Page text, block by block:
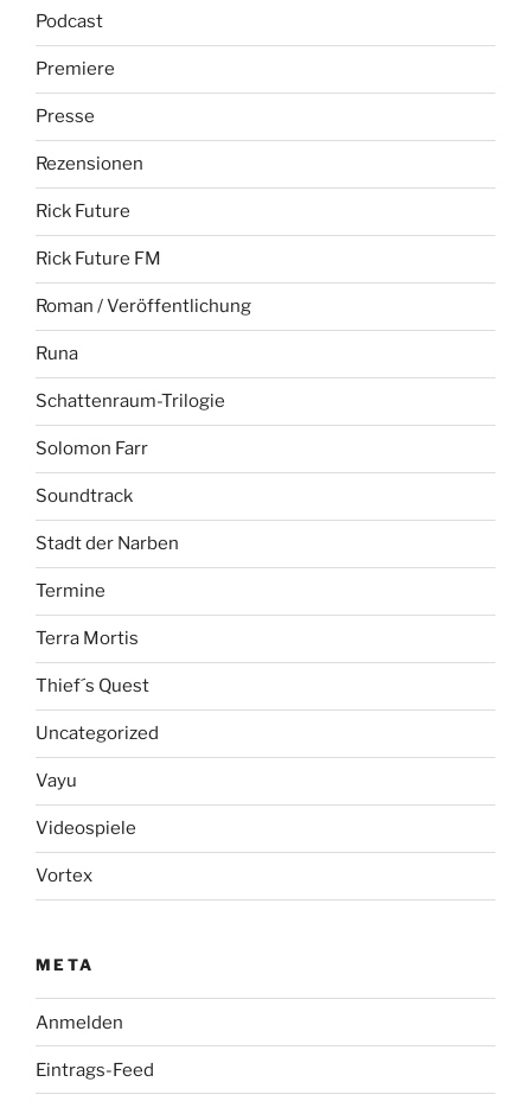
Podcast
Premiere
Presse
Rezensionen
Rick Future
Rick Future FM
Roman / Veröffentlichung
Runa
Schattenraum-Trilogie
Solomon Farr
Soundtrack
Stadt der Narben
Termine
Terra Mortis
Thief´s Quest
Uncategorized
Vayu
Videospiele
Vortex
META
Anmelden
Eintrags-Feed